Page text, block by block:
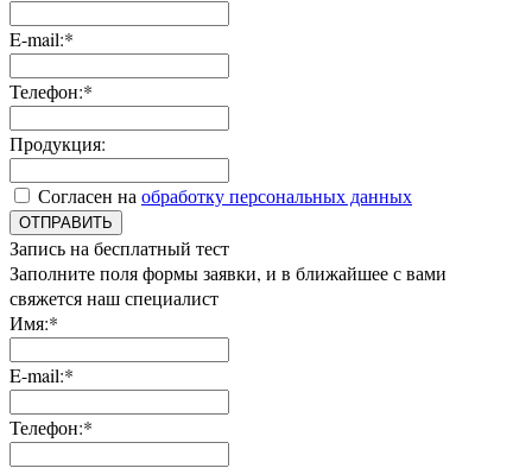
E-mail:*
Телефон:*
Продукция:
Согласен на обработку персональных данных
ОТПРАВИТЬ
Запись на бесплатный тест
Заполните поля формы заявки, и в ближайшее с вами
свяжется наш специалист
Имя:*
E-mail:*
Телефон:*